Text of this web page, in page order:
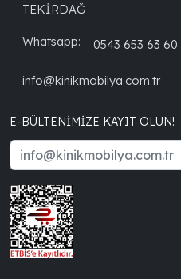
TEKİRDAĞ
Whatsapp: 0543 653 63 60
info@kinikmobilya.com.tr
E-BÜLTENIMIZE KAYIT OLUN!